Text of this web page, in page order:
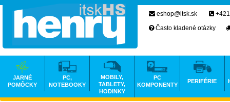
eshop@itsk.sk
Často kladené otázky
JARNÉ
POMÔCKY
PC,
NOTEBOOKY
MOBILY,
TABLETY,
HODINKY
PC
KOMPONENTY
PERIFÉRIE